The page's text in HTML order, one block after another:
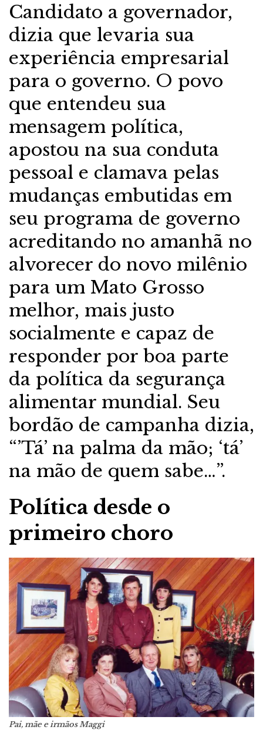
Candidato a governador,
dizia que levaria sua
experiência empresarial
para o governo. O povo
que entendeu sua
mensagem política,
apostou na sua conduta
pessoal e clamava pelas
mudanças embutidas em
seu programa de governo
acreditando no amanhã no
alvorecer do novo milênio
para um Mato Grosso
melhor, mais justo
socialmente e capaz de
responder por boa parte
da política da segurança
alimentar mundial. Seu
bordão de campanha dizia,
“’Tá’ na palma da mão; ‘tá’
na mão de quem sabe…”.
Política desde o
primeiro choro
Pai, mãe e irmãos Maggi